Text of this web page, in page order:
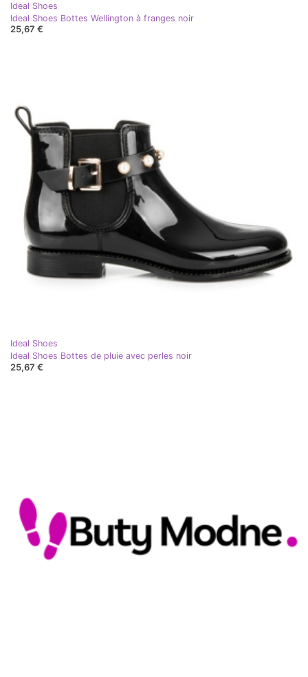
Ideal Shoes
Ideal Shoes Bottes Wellington à franges noir
25,67 €
Ideal Shoes
Ideal Shoes Bottes de pluie avec perles noir
25,67 €